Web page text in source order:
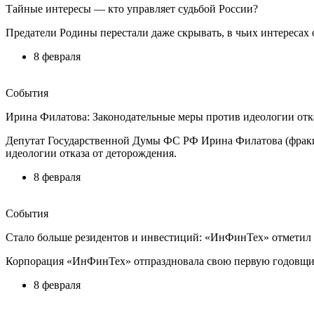
Тайные интересы — кто управляет судьбой России?
Предатели Родины перестали даже скрывать, в чьих
8 февраля
События
Ирина Филатова: Законодательные меры против идеологии
Депутат Государственной Думы ФС РФ Ирина Филатова
идеологии отказа от деторождения.
8 февраля
События
Стало больше резидентов и инвестиций: «ИнФинТех» отметил
Корпорация «ИнФинТех» отпраздновала свою первую
8 февраля